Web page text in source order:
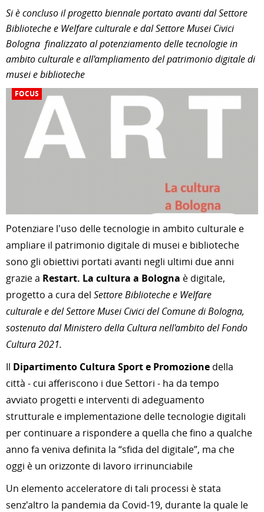
Si è concluso il progetto biennale portato avanti dal Settore
Biblioteche e Welfare culturale e dal Settore Musei Civici
Bologna finalizzato al potenziamento delle tecnologie in
ambito culturale e all'ampliamento del patrimonio digitale di
musei e biblioteche
FOCUS
Potenziare l'uso delle tecnologie in ambito culturale e
ampliare il patrimonio digitale di musei e biblioteche
sono gli obiettivi portati avanti negli ultimi due anni
grazie a Restart. La cultura a Bologna è digitale,
progetto a cura del Settore Biblioteche e Welfare
culturale e del Settore Musei Civici del Comune di Bologna,
sostenuto dal Ministero della Cultura nell'ambito del Fondo
Cultura 2021.
Il Dipartimento Cultura Sport e Promozione della
città - cui afferiscono i due Settori - ha da tempo
avviato progetti e interventi di adeguamento
strutturale e implementazione delle tecnologie digitali
per continuare a rispondere a quella che fino a qualche
anno fa veniva definita la “sfida del digitale”, ma che
oggi è un orizzonte di lavoro irrinunciabile
Un elemento acceleratore di tali processi è stata
senz'altro la pandemia da Covid-19, durante la quale le